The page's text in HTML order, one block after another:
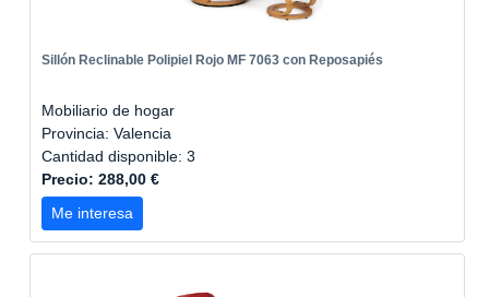
Sillón Reclinable Polipiel Rojo MF 7063 con Reposapiés
Mobiliario de hogar
Provincia: Valencia
Cantidad disponible: 3
Precio: 288,00 €
Me interesa